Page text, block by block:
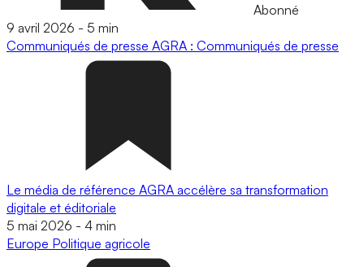
Abonné
9 avril 2026 - 5 min
Communiqués de presse AGRA : Communiqués de presse
Le média de référence AGRA accélère sa transformation
digitale et éditoriale
5 mai 2026 - 4 min
Europe Politique agricole